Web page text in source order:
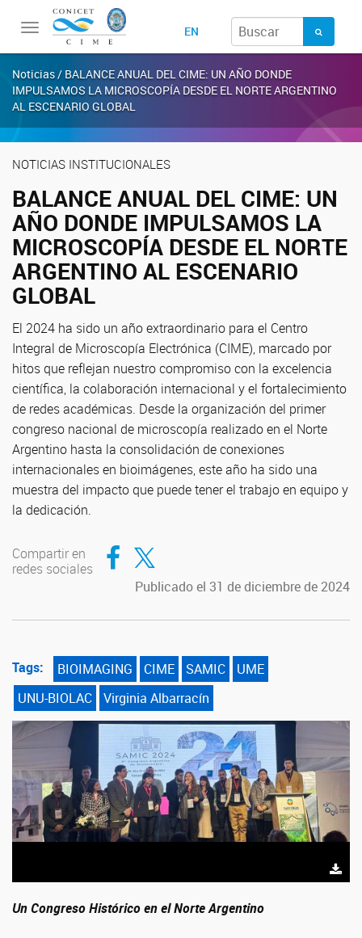
Toggle
navigation
EN
Noticias / BALANCE ANUAL DEL CIME: UN AÑO DONDE
IMPULSAMOS LA MICROSCOPÍA DESDE EL NORTE ARGENTINO
AL ESCENARIO GLOBAL
NOTICIAS INSTITUCIONALES
BALANCE ANUAL DEL CIME: UN
AÑO DONDE IMPULSAMOS LA
MICROSCOPÍA DESDE EL NORTE
ARGENTINO AL ESCENARIO
GLOBAL
El 2024 ha sido un año extraordinario para el Centro
Integral de Microscopía Electrónica (CIME), marcado por
hitos que reflejan nuestro compromiso con la excelencia
científica, la colaboración internacional y el fortalecimiento
de redes académicas. Desde la organización del primer
congreso nacional de microscopía realizado en el Norte
Argentino hasta la consolidación de conexiones
internacionales en bioimágenes, este año ha sido una
muestra del impacto que puede tener el trabajo en equipo y
la dedicación.
Compartir en
redes sociales
Compartir en Facebook
Compartir en Twitter
Publicado el 31 de diciembre de 2024
Tags: BIOIMAGING CIME SAMIC
UME
UNU-BIOLAC
Virginia Albarracín
Un Congreso Histórico en el Norte Argentino